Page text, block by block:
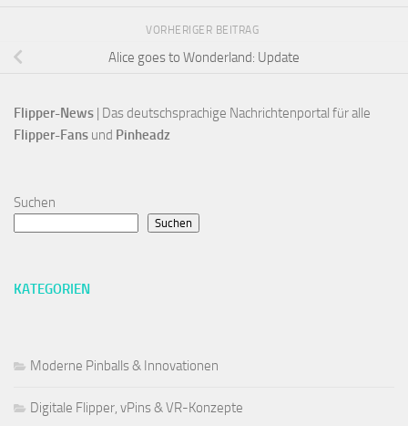
VORHERIGER BEITRAG
Alice goes to Wonderland: Update
Flipper-News | Das deutschsprachige Nachrichtenportal für alle
Flipper-Fans und Pinheadz
Suchen
Suchen
KATEGORIEN
Moderne Pinballs & Innovationen
Digitale Flipper, vPins & VR-Konzepte